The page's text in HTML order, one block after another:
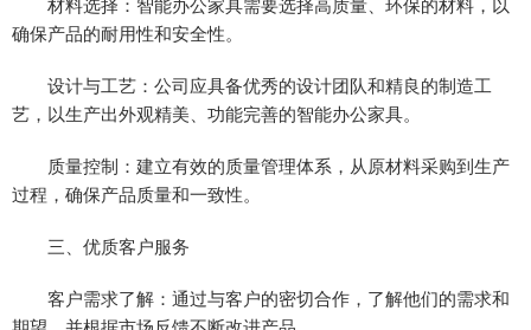
材料选择：智能办公家具需要选择高质量、环保的材料，以
确保产品的耐用性和安全性。
设计与工艺：公司应具备优秀的设计团队和精良的制造工
艺，以生产出外观精美、功能完善的智能办公家具。
质量控制：建立有效的质量管理体系，从原材料采购到生产
过程，确保产品质量和一致性。
三、优质客户服务
客户需求了解：通过与客户的密切合作，了解他们的需求和